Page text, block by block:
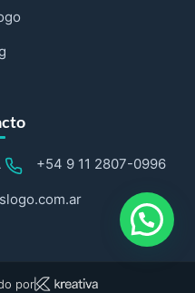
+54 9 11 2807-0996
por